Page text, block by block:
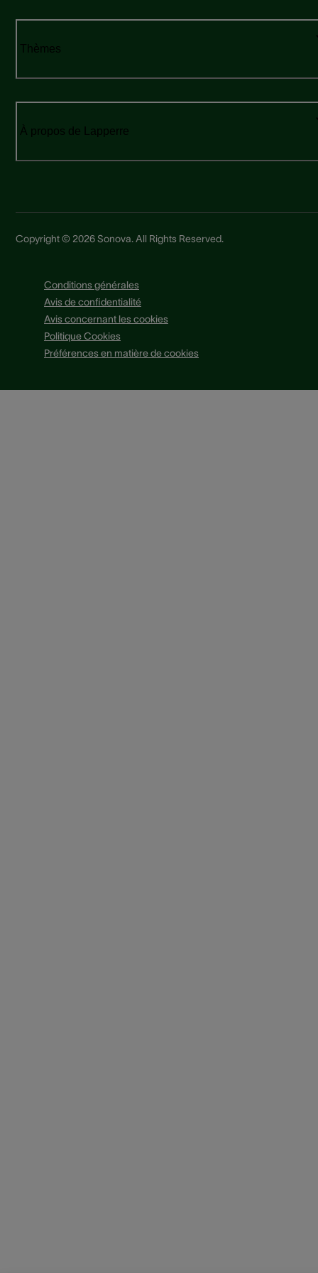
Thèmes
À propos de Lapperre
Copyright © 2026 Sonova. All Rights Reserved.
Conditions générales
Avis de confidentialité
Avis concernant les cookies
Politique Cookies
Préférences en matière de cookies